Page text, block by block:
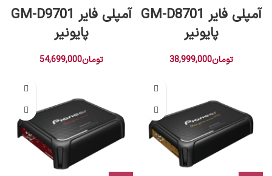
آمپلی فایر GM-D8701
پایونیر
تومان38,999,000
آمپلی فایر GM-D9701
پایونیر
تومان54,699,000